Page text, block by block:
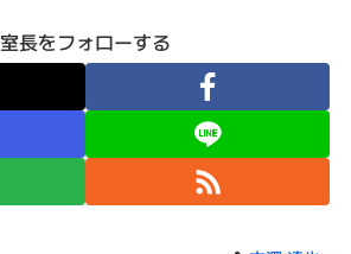
室長をフォローする